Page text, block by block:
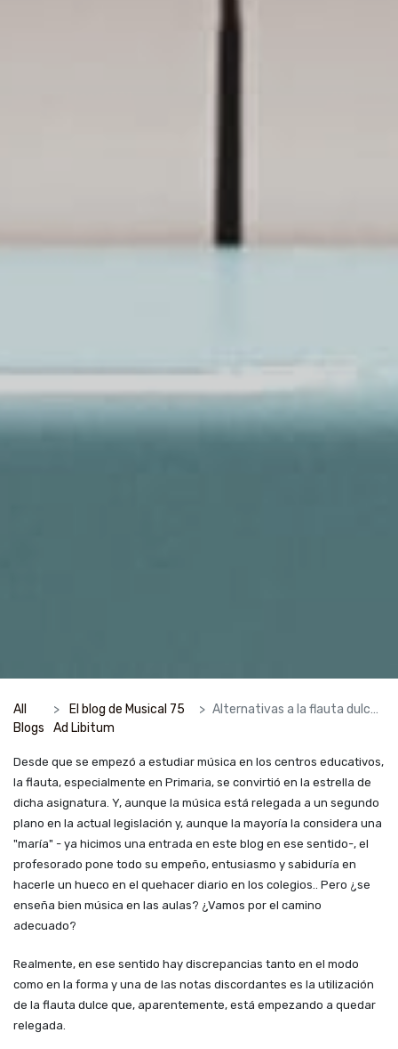
All
Blogs
El blog de Musical 75
Ad Libitum
Alternativas a la flauta dulce en los colegios
Desde que se empezó a estudiar música en los centros educativos,
la flauta, especialmente en Primaria, se convirtió en la estrella de
dicha asignatura. Y, aunque la música está relegada a un segundo
plano en la actual legislación y, aunque la mayoría la considera una
"maría" - ya hicimos una entrada en este blog en ese sentido-, el
profesorado pone todo su empeño, entusiasmo y sabiduría en
hacerle un hueco en el quehacer diario en los colegios.. Pero ¿se
enseña bien música en las aulas? ¿Vamos por el camino
adecuado?
Realmente, en ese sentido hay discrepancias tanto en el modo
como en la forma y una de las notas discordantes es la utilización
de la flauta dulce que, aparentemente, está empezando a quedar
relegada.